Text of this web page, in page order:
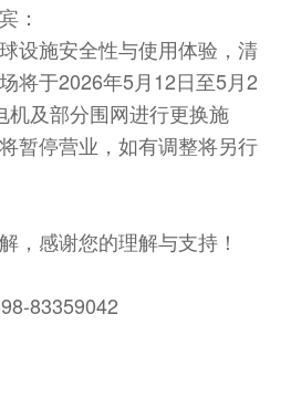
：
设施安全性与使用体验，清
将于2026年5月12日至5月2
机及部分围网进行更换施
暂停营业，如有调整将另行
，感谢您的理解与支持！
83359042